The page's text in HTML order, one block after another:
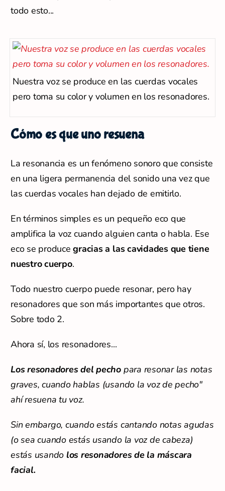
todo esto...
Nuestra voz se produce en las cuerdas vocales
pero toma su color y volumen en los resonadores.
Cómo es que uno resuena
La resonancia es un fenómeno sonoro que consiste
en una ligera permanencia del sonido una vez que
las cuerdas vocales han dejado de emitirlo.
En términos simples es un pequeño eco que
amplifica la voz cuando alguien canta o habla. Ese
eco se producegracias a las cavidades que tiene
nuestro cuerpo.
Todo nuestro cuerpo puede resonar, pero hay
resonadores que son más importantes que otros.
Sobre todo 2.
Ahora sí, los resonadores...
Los resonadores del pecho para resonar las notas
graves, cuando hablas (usando la voz de pecho"
ahí resuena tu voz.
Sin embargo, cuando estás cantando notas agudas
(o sea cuando estás usando la voz de cabeza)
estás usando los resonadores de la máscara
facial.